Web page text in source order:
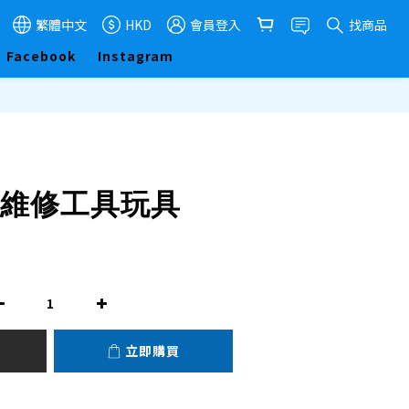
繁體中文 HKD 會員登入
找商品
Facebook
Instagram
修工具玩具
立即購買